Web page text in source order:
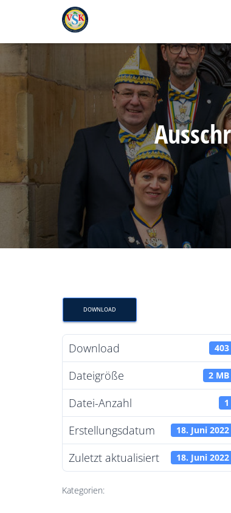
DOWNLOAD
Download 403
Dateigröße 2 MB
Datei-Anzahl 1
Erstellungsdatum 18. Juni 2022
Zuletzt aktualisiert 18. Juni 2022
Kategorien: